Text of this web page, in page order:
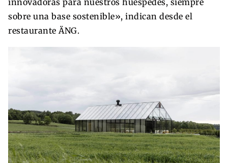
sobre una base sostenible», indican desde el
restaurante ÄNG.